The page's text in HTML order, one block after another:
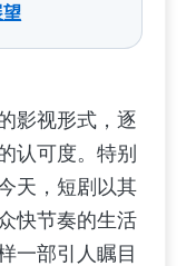
影视形式，逐
认可度。特别
天，短剧以其
快节奏的生活
一部引人瞩目